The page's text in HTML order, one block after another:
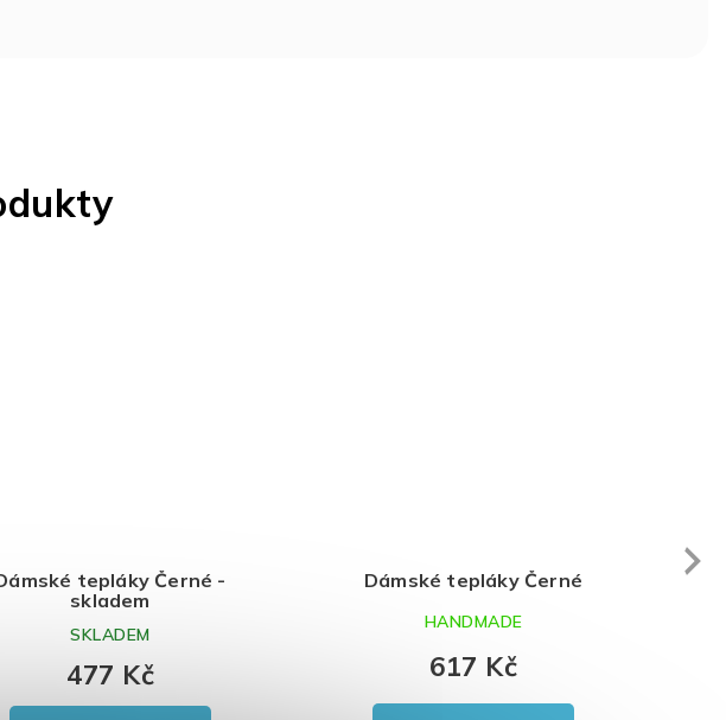
na
Dámské tepláky Černé -
Dámské tepláky
Next